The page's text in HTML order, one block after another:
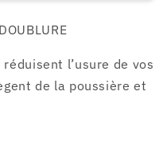
l’usure de vos
de la poussière et